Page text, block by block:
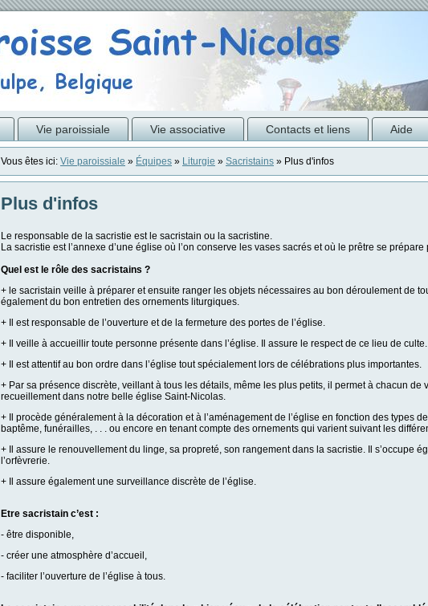
Vie paroissiale Vie associative Contacts et liens Aide
Vous êtes ici: Vie paroissiale » Équipes » Liturgie » Sacristains » Plus d'infos
Plus d'infos
Le responsable de la sacristie est le sacristain ou la sacristine.
La sacristie est l’annexe d’une église où l’on conserve les vases sacrés et où le prêtre se
Quel est le rôle des sacristains ?
+ le sacristain veille à préparer et ensuite ranger les objets nécessaires au bon déroulement de
également du bon entretien des ornements liturgiques.
+ Il est responsable de l’ouverture et de la fermeture des portes de l’église.
+ Il veille à accueillir toute personne présente dans l’église. Il assure le respect de ce lieu de culte.
+ Il est attentif au bon ordre dans l’église tout spécialement lors de célébrations plus importantes.
+ Par sa présence discrète, veillant à tous les détails, même les plus petits, il permet à chacun de
recueillement dans notre belle église Saint-Nicolas.
+ Il procède généralement à la décoration et à l’aménagement de l’église en fonction des types
baptême, funérailles, . . . ou encore en tenant compte des ornements qui varient suivant les
+ Il assure le renouvellement du linge, sa propreté, son rangement dans la sacristie. Il s’occupe
l’orfèvrerie.
+ Il assure également une surveillance discrète de l’église.
Etre sacristain c’est :
- être disponible,
- créer une atmosphère d’accueil,
- faciliter l’ouverture de l’église à tous.